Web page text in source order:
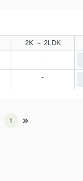
2K ～ 2LDK
-
-
1